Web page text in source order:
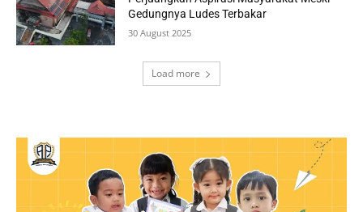
Gedungnya Ludes Terbakar
30 August 2025
Load more